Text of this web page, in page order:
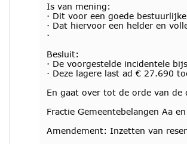
Is van mening:
· Dit voor een goede
· Dat hiervoor een helder en
·
Besluit:
· De voorgestelde incidentele
· Deze lagere last ad € 27.690
En gaat over tot de orde van de
Fractie Gemeentebelangen Aa
Amendement: Inzetten van